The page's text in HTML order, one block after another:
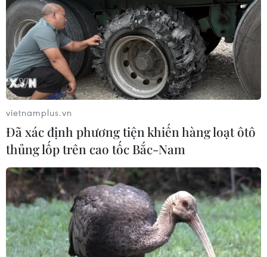
TP.HCM-Hà Nội từ ngày 10/10
07/10/2021 07:09
Bộ Giao thông Vận tải đề xuất với thành phố Hà Nội hai
phương án triển khai chuyến bay nội địa thường lệ giữa
Hà Nội và Thành phố Hồ Chí Minh kể từ ngày 10/10.
vietnamplus.vn
Đã xác định phương tiện khiến hàng loạt ôtô
thủng lốp trên cao tốc Bắc-Nam